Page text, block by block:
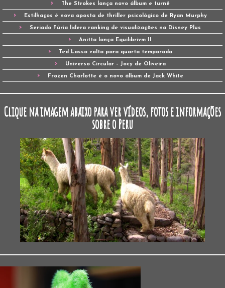
The Strokes lança novo álbum e turnê
Estilhaços é nova aposta de thriller psicológico de Ryan Murphy
Seriado Fúria lidera ranking de visualizações na Disney Plus
Anitta lança Equilibrivm II
Ted Lasso volta para quarta temporada
Universo Circular – Jocy de Oliveira
Frozen Charlotte é o novo álbum de Jack White
Clique na imagem abaixo para ver vídeos, fotos e informações
sobre o Peru